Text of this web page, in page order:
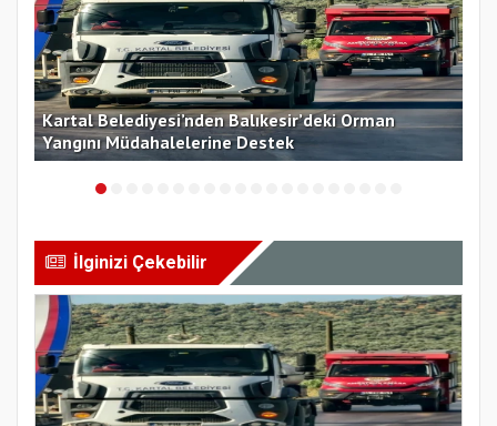
Kartal Belediyesi’nden Balıkesir’deki Orman
Yangını Müdahalelerine Destek
İlginizi Çekebilir